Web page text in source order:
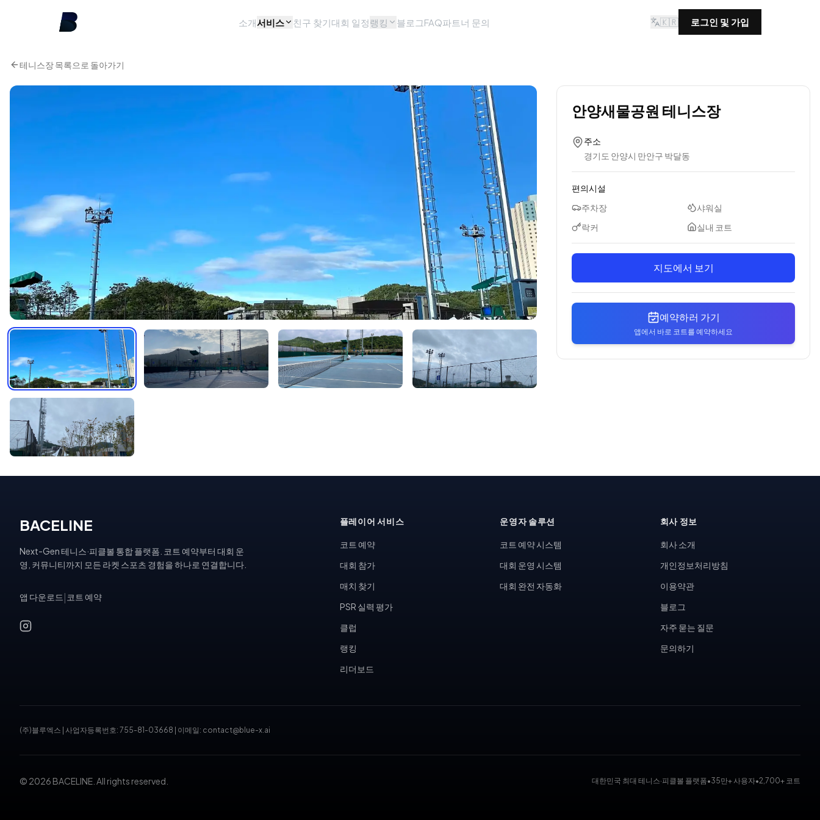
소개서비스 친구 찾기대회 일정랭킹 블로그FAQ파트너 문의 🇰🇷 로그인 및 가입
테니스장 목록으로 돌아가기
안양새물공원 테니스장
주소
경기도 안양시 만안구 박달동
편의시설
주차장
샤워실
락커
실내 코트
지도에서 보기
예약하러 가기
앱에서 바로 코트를 예약하세요
BACELINE
Next-Gen 테니스·피클볼 통합 플랫폼. 코트 예약부터 대회 운
영, 커뮤니티까지 모든 라켓 스포츠 경험을 하나로 연결합니다.
앱 다운로드 코트 예약
플레이어 서비스
코트 예약
대회 참가
매치 찾기
PSR 실력 평가
클럽
랭킹
리더보드
운영자 솔루션
코트 예약 시스템
대회 운영 시스템
대회 완전 자동화
회사 정보
회사 소개
개인정보처리방침
이용약관
블로그
자주 묻는 질문
문의하기
(주)블루엑스 사업자등록번호: 755-81-03668 이메일: contact@blue-x.ai
© 2026 BACELINE. All rights reserved. 대한민국 최대 테니스·피클볼 플랫폼•35만+ 사용자•2,700+ 코트